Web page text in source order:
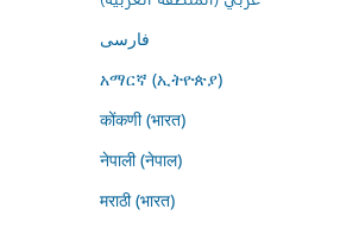
فارسى
አማርኛ (ኢትዮጵያ)
कोंकणी (भारत)
नेपाली (नेपाल)
मराठी (भारत)